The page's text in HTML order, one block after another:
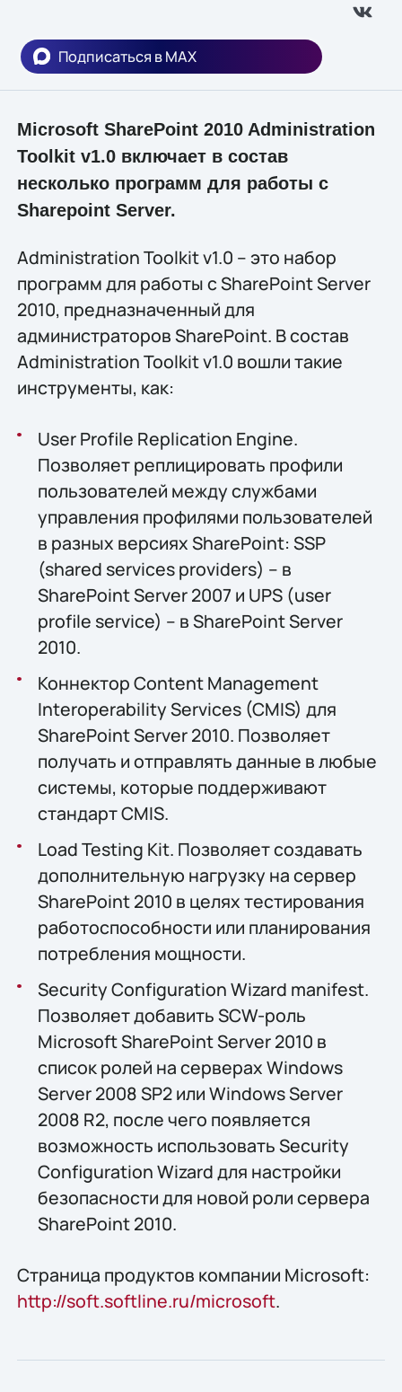
Подписаться в MAX
Microsoft SharePoint 2010 Administration
Toolkit v1.0 включает в состав
несколько программ для работы с
Sharepoint Server.
Administration Toolkit v1.0 – это набор
программ для работы с SharePoint Server
2010, предназначенный для
администраторов SharePoint. В состав
Administration Toolkit v1.0 вошли такие
инструменты, как:
User Profile Replication Engine.
Позволяет реплицировать профили
пользователей между службами
управления профилями пользователей
в разных версиях SharePoint: SSP
(shared services providers) – в
SharePoint Server 2007 и UPS (user
profile service) – в SharePoint Server
2010.
Коннектор Content Management
Interoperability Services (CMIS) для
SharePoint Server 2010. Позволяет
получать и отправлять данные в любые
системы, которые поддерживают
стандарт CMIS.
Load Testing Kit. Позволяет создавать
дополнительную нагрузку на сервер
SharePoint 2010 в целях тестирования
работоспособности или планирования
потребления мощности.
Security Configuration Wizard manifest.
Позволяет добавить SCW-роль
Microsoft SharePoint Server 2010 в
список ролей на серверах Windows
Server 2008 SP2 или Windows Server
2008 R2, после чего появляется
возможность использовать Security
Configuration Wizard для настройки
безопасности для новой роли сервера
SharePoint 2010.
Страница продуктов компании Microsoft:
http://soft.softline.ru/microsoft.